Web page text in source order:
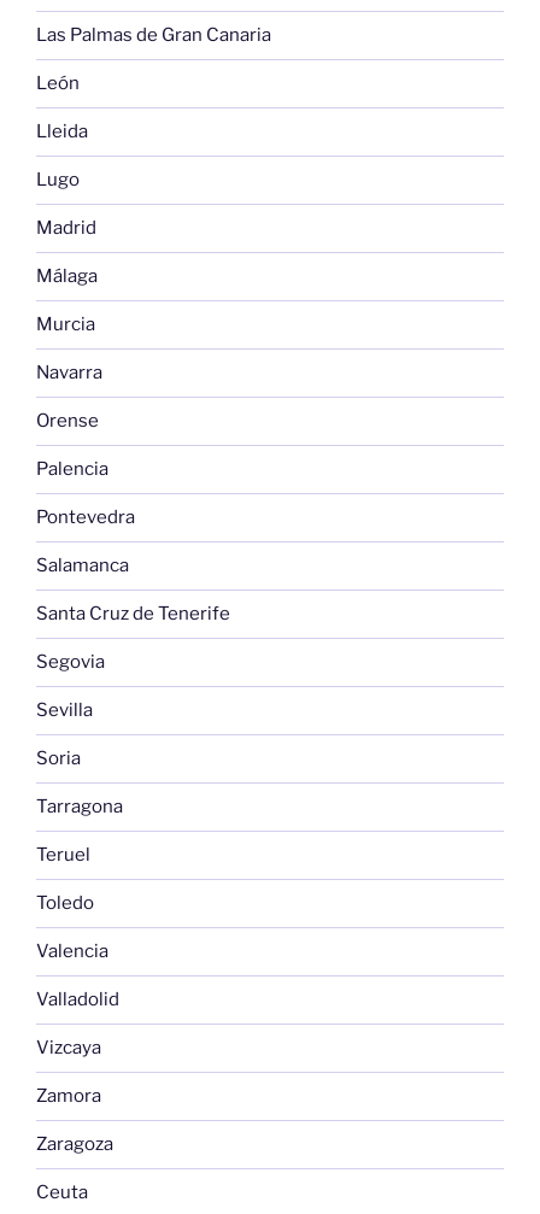
Las Palmas de Gran Canaria
León
Lleida
Lugo
Madrid
Málaga
Murcia
Navarra
Orense
Palencia
Pontevedra
Salamanca
Santa Cruz de Tenerife
Segovia
Sevilla
Soria
Tarragona
Teruel
Toledo
Valencia
Valladolid
Vizcaya
Zamora
Zaragoza
Ceuta